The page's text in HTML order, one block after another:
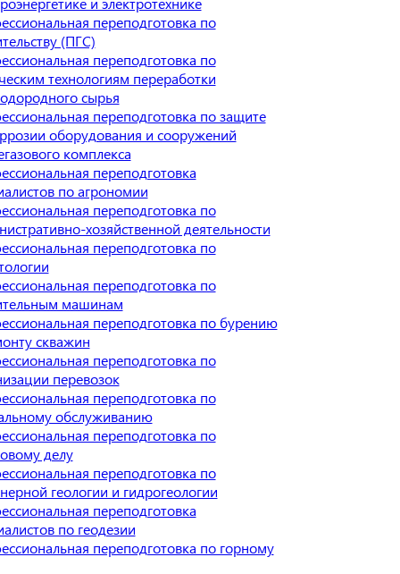
переподготовка по
(ПГС)
переподготовка по
технологиям переработки
сырья
переподготовка по защите
оборудования и сооружений
комплекса
переподготовка
по агрономии
переподготовка по
хозяйственной деятельности
переподготовка по
переподготовка по
машинам
переподготовка по бурению
скважин
переподготовка по
перевозок
переподготовка по
обслуживанию
переподготовка по
делу
переподготовка по
геологии и гидрогеологии
переподготовка
по геодезии
переподготовка по горному